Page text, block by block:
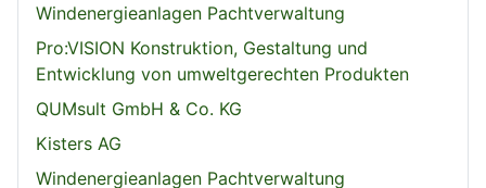
Windenergieanlagen Pachtverwaltung
Pro:VISION Konstruktion, Gestaltung und
Entwicklung von umweltgerechten Produkten
QUMsult GmbH & Co. KG
Kisters AG
Windenergieanlagen Pachtverwaltung